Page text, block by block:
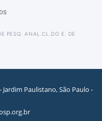
PESQ. ANAL.CL.DO E. DE
Jardim Paulistano, São Paulo -